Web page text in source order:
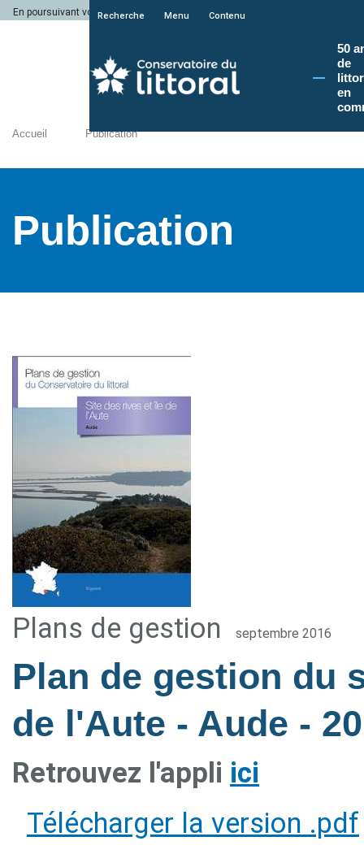
En poursuivant votre navigation sur le site du Conservatoire du littoral, vous
Recherche Menu Contenu
50
de
en
Accueil Publication
Publication
Plans de gestion septembre 2016
Plan de gestion du
de l'Aute - Aude -
Retrouvez l'appli ici
Télécharger la version .pdf